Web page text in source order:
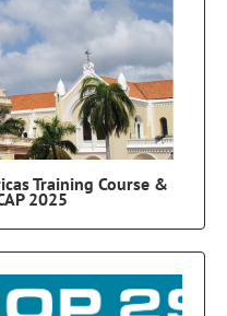
Training Course &
2025